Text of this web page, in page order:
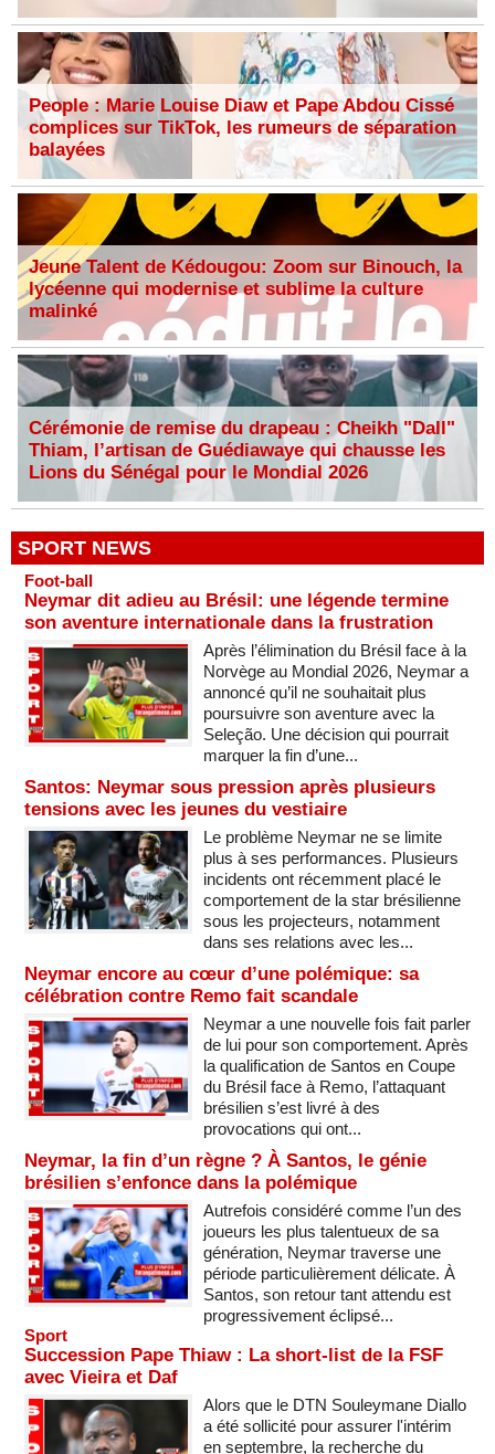
People : Marie Louise Diaw et Pape Abdou Cissé
complices sur TikTok, les rumeurs de séparation
balayées
Jeune Talent de Kédougou: Zoom sur Binouch, la
lycéenne qui modernise et sublime la culture
malinké
Cérémonie de remise du drapeau : Cheikh "Dall"
Thiam, l’artisan de Guédiawaye qui chausse les
Lions du Sénégal pour le Mondial 2026
SPORT NEWS
Foot-ball
Neymar dit adieu au Brésil: une légende termine
son aventure internationale dans la frustration
Après l’élimination du Brésil face à la
Norvège au Mondial 2026, Neymar a
annoncé qu’il ne souhaitait plus
poursuivre son aventure avec la
Seleção. Une décision qui pourrait
marquer la fin d’une...
Santos: Neymar sous pression après plusieurs
tensions avec les jeunes du vestiaire
Le problème Neymar ne se limite
plus à ses performances. Plusieurs
incidents ont récemment placé le
comportement de la star brésilienne
sous les projecteurs, notamment
dans ses relations avec les...
Neymar encore au cœur d’une polémique: sa
célébration contre Remo fait scandale
Neymar a une nouvelle fois fait parler
de lui pour son comportement. Après
la qualification de Santos en Coupe
du Brésil face à Remo, l’attaquant
brésilien s’est livré à des
provocations qui ont...
Neymar, la fin d’un règne ? À Santos, le génie
brésilien s’enfonce dans la polémique
Autrefois considéré comme l’un des
joueurs les plus talentueux de sa
génération, Neymar traverse une
période particulièrement délicate. À
Santos, son retour tant attendu est
progressivement éclipsé...
Sport
Succession Pape Thiaw : La short-list de la FSF
avec Vieira et Daf
Alors que le DTN Souleymane Diallo
a été sollicité pour assurer l'intérim
en septembre, la recherche du